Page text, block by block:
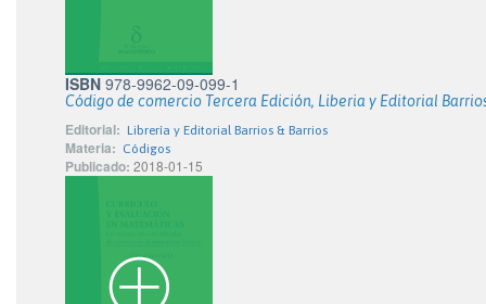
ISBN 978-9962-09-099-1
Código de comercio Tercera Edición, Liberia y Editorial
Editorial: Librería y Editorial Barrios & Barrios
Materia: Códigos
Publicado: 2018-01-15